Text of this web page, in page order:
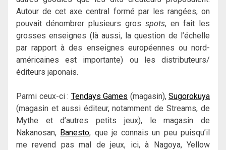
Autour de cet axe central formé par les rangées, on
pouvait dénombrer plusieurs gros spots, en fait les
grosses enseignes (là aussi, la question de l’échelle
par rapport à des enseignes européennes ou nord-
américaines est importante) ou les distributeurs/
éditeurs japonais.
Parmi ceux-ci : Tendays Games (magasin), Sugorokuya
(magasin et aussi éditeur, notamment de Streams, de
Mythe et d’autres petits jeux), le magasin de
Nakanosan, Banesto, que je connais un peu puisqu’il
me revend pas mal de jeux, ici, à Nagoya, Yellow